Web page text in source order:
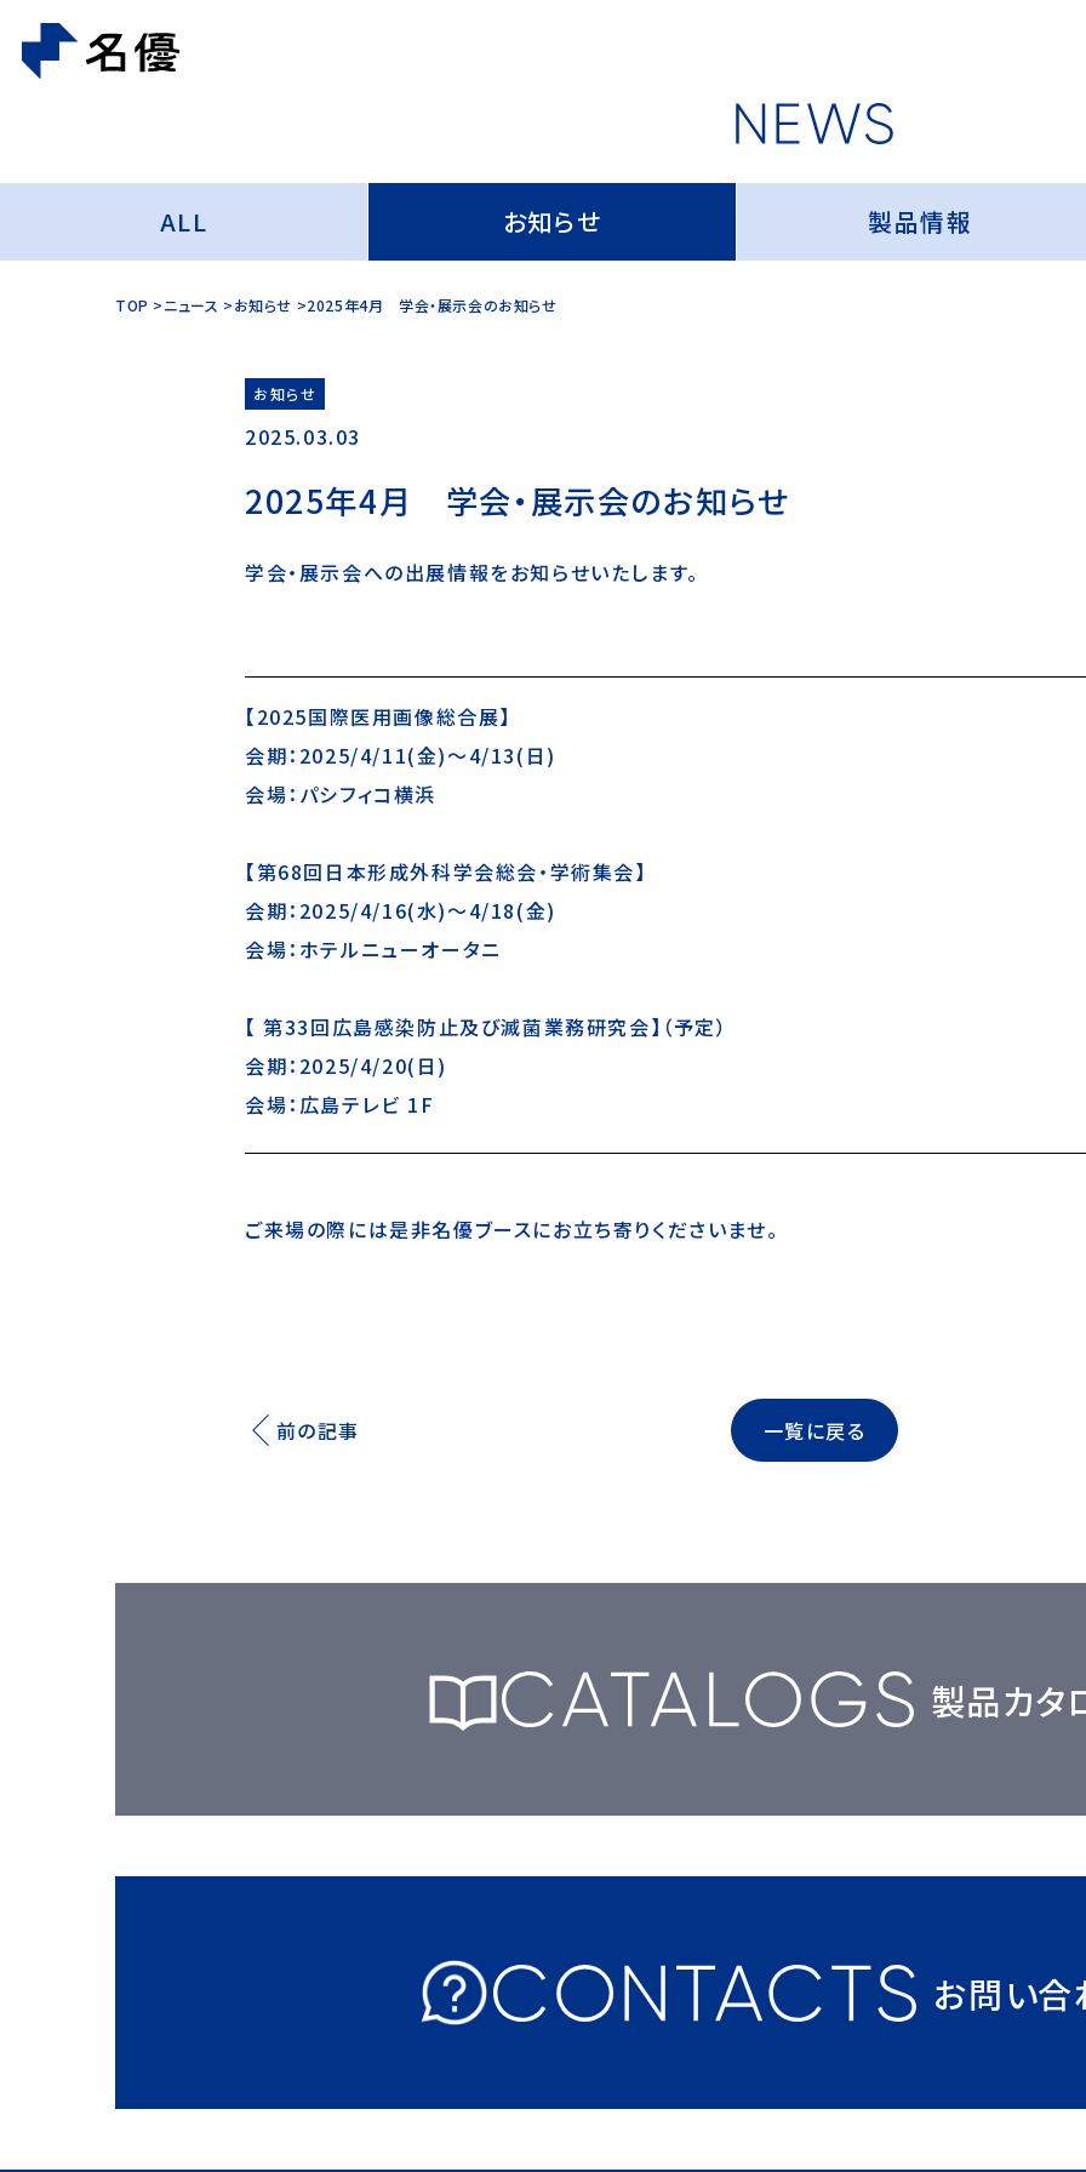
ALL お知らせ 製品情報
TOP ニュース お知らせ 2025年4月 学会・展示会のお知らせ
お知らせ
2025.03.03
2025年4月 学会・展示会のお知らせ
学会・展示会への出展情報をお知らせいたします。
【2025国際医用画像総合展】
会期：2025/4/11(金)～4/13(日)
会場：パシフィコ横浜
【第68回日本形成外科学会総会・学術集会】
会期：2025/4/16(水)～4/18(金)
会場：ホテルニューオータニ
【 第33回広島感染防止及び滅菌業務研究会】（予定）
会期：2025/4/20(日)
会場：広島テレビ 1F
ご来場の際には是非名優ブースにお立ち寄りくださいませ。
前の記事 一覧に戻る
製品カタ
お問い合